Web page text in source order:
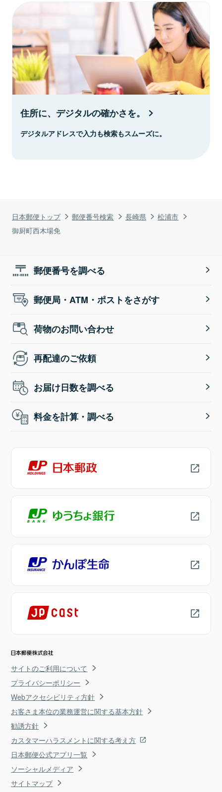
日本郵便トップ 郵便番号検索 長崎県
松浦市
御厨町西木場免
住所に、デジタルの確かさを。
デジタルアドレスで入力も検索もスムーズに。
郵便番号を調べる
郵便局・ATM・ポストをさがす
荷物のお問い合わせ
再配達のご依頼
お届け日数を調べる
料金を計算・調べる
サイトのご利用について
プライバシーポリシー
Webアクセシビリティ方針
お客さま本位の業務運営に関する基本方針
勧誘方針
カスタマーハラスメントに関する考え方
日本郵便公式アプリ一覧
ソーシャルメディア
サイトマップ